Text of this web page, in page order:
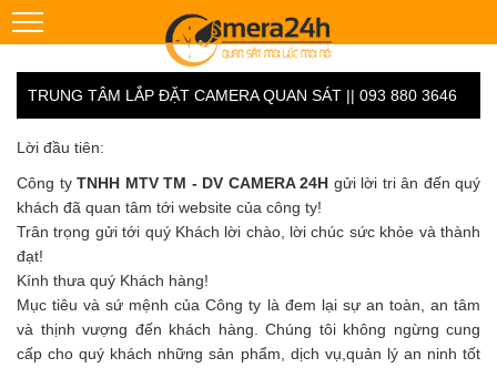
TRUNG TÂM LẮP ĐẶT CAMERA QUAN SÁT || 093 880 3646
Lời đầu tiên:
Công ty TNHH MTV TM - DV CAMERA 24H gửi lời tri ân đến quý
khách đã quan tâm tới website của công ty!
Trân trọng gửi tới quý Khách lời chào, lời chúc sức khỏe và thành
đạt!
Kính thưa quý Khách hàng!
Mục tiêu và sứ mệnh của Công ty là đem lại sự an toàn, an tâm
và thịnh vượng đến khách hàng. Chúng tôi không ngừng cung
cấp cho quý khách những sản phẩm, dịch vụ,quản lý an ninh tốt